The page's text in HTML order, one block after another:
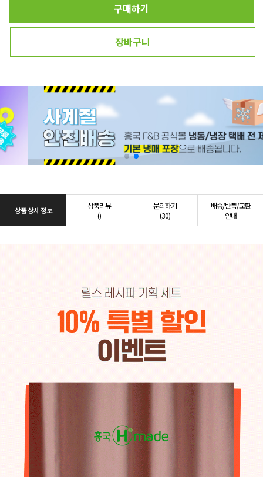
구매하기
장바구니
상품 상세 정보
상품리뷰
()
문의하기
(30)
배송/반품/교환
안내